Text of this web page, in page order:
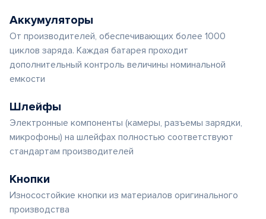
Аккумуляторы
От производителей, обеспечивающих более 1000
циклов заряда. Каждая батарея проходит
дополнительный контроль величины номинальной
емкости
Шлейфы
Электронные компоненты (камеры, разъемы зарядки,
микрофоны) на шлейфах полностью соответствуют
стандартам производителей
Кнопки
Износостойкие кнопки из материалов оригинального
производства